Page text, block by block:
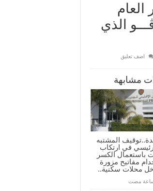
الذي
اضف تعليق
مشابهة
المشتبه
في ارتكاب
باستعمال الكسر
مفاتيح مزورة
محلات سكنية..